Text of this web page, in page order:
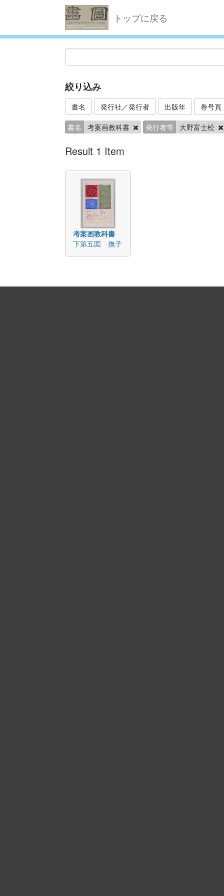
トップに戻る
絞り込み
書名 発行社／発行者 出版年 巻号頁
書名 考案画教科書 発行者等 大野富士松
Result 1 Item
考案画教科書
下第五図 撫子